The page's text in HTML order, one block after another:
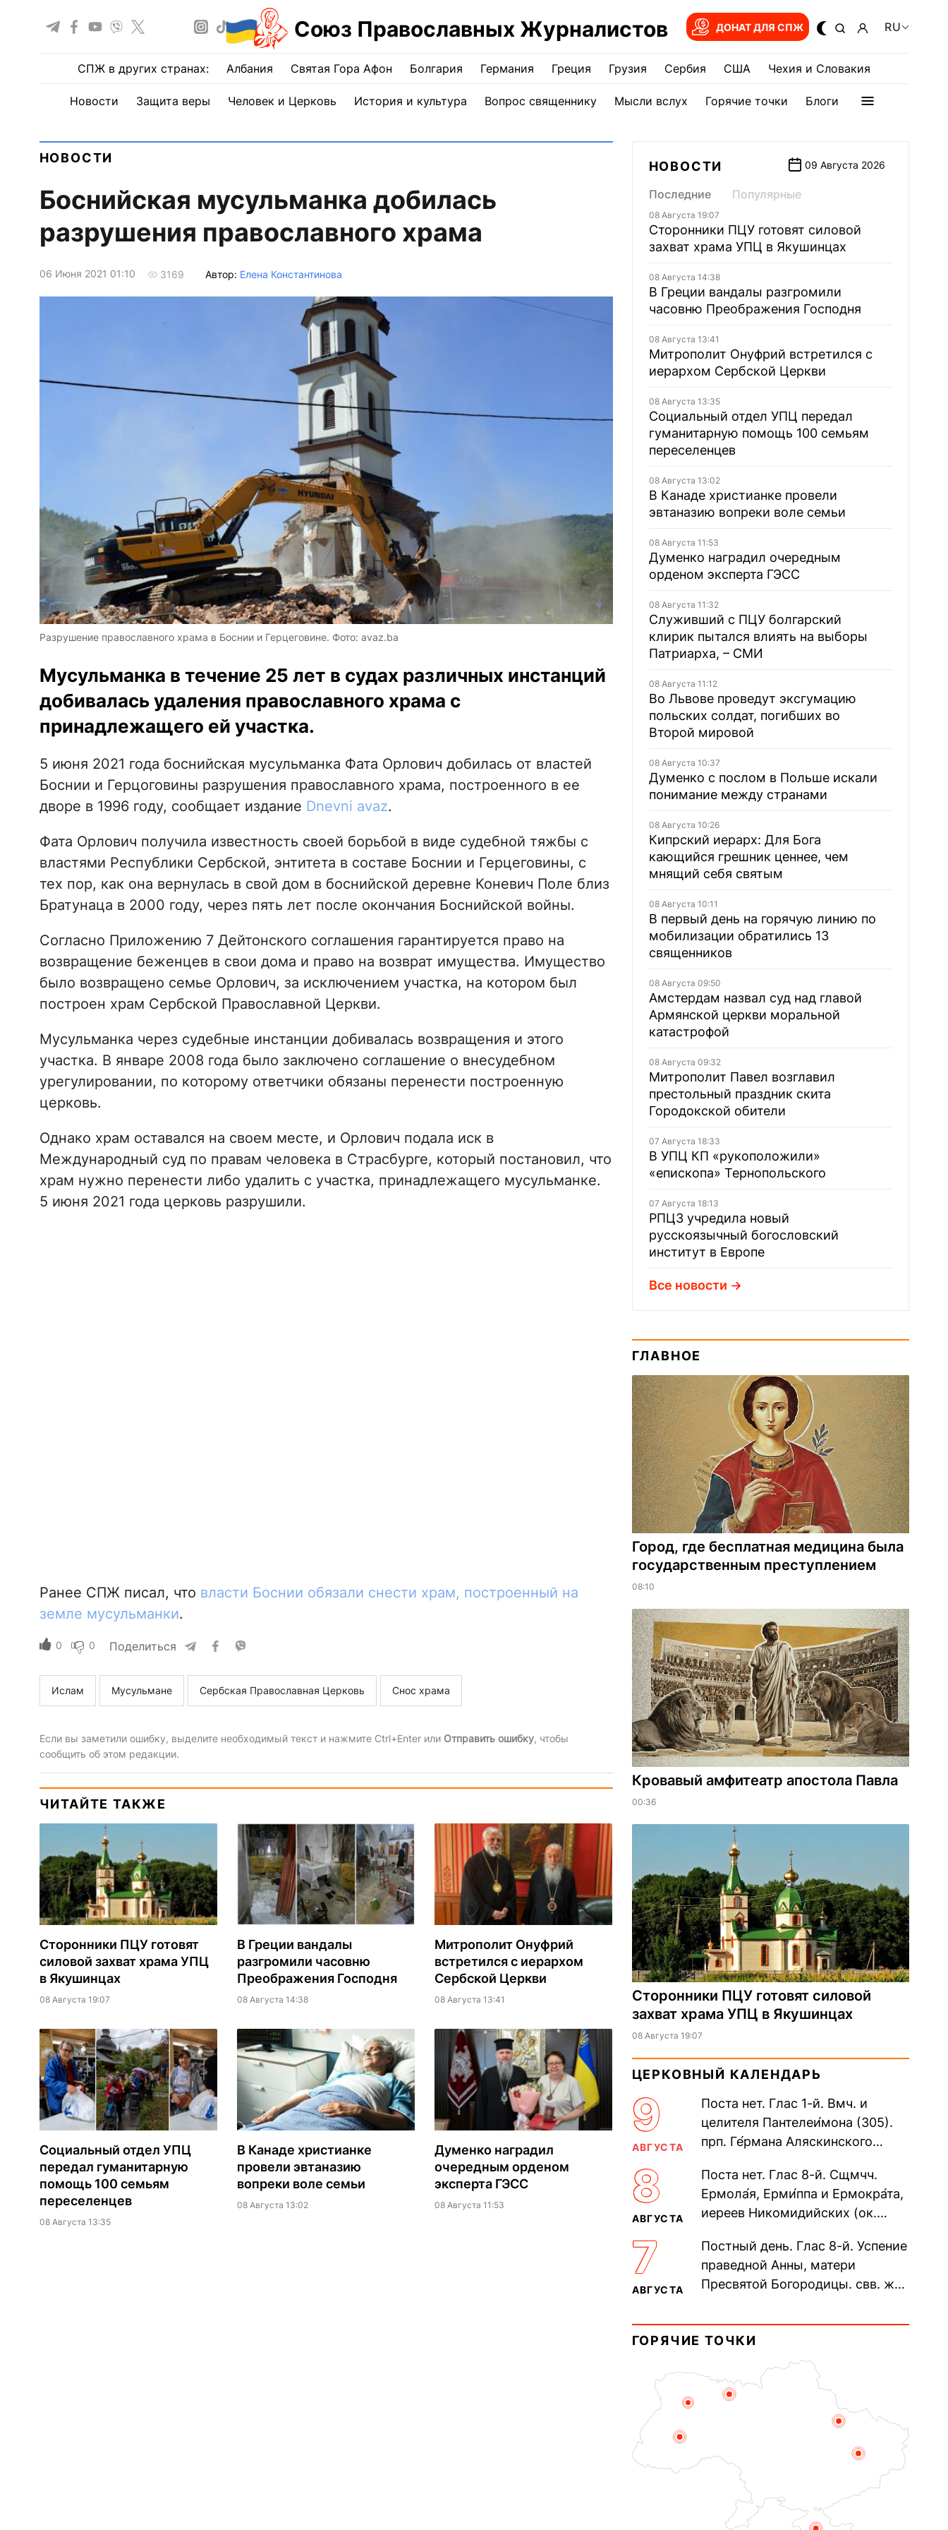
Союз Православных Журналистов ДОНАТ ДЛЯ СПЖ RU
СПЖ в других странах: Албания Святая Гора Афон Болгария Германия Греция Грузия Сербия США Чехия и Словакия
Новости Защита веры Человек и Церковь История и культура Вопрос священнику Мысли вслух Горячие точки Блоги
НОВОСТИ
Боснийская мусульманка добилась
разрушения православного храма
06 Июня 2021 01:10 3169 Автор: Елена Константинова
Разрушение православного храма в Боснии и Герцеговине. Фото: avaz.ba
Мусульманка в течение 25 лет в судах различных инстанций
добивалась удаления православного храма с
принадлежащего ей участка.
5 июня 2021 года боснийская мусульманка Фата Орлович добилась от властей
Боснии и Герцоговины разрушения православного храма, построенного в ее
дворе в 1996 году, сообщает издание Dnevni avaz.
Фата Орлович получила известность своей борьбой в виде судебной тяжбы с
властями Республики Сербской, энтитета в составе Боснии и Герцеговины, с
тех пор, как она вернулась в свой дом в боснийской деревне Коневич Поле близ
Братунаца в 2000 году, через пять лет после окончания Боснийской войны.
Согласно Приложению 7 Дейтонского соглашения гарантируется право на
возвращение беженцев в свои дома и право на возврат имущества. Имущество
было возвращено семье Орлович, за исключением участка, на котором был
построен храм Сербской Православной Церкви.
Мусульманка через судебные инстанции добивалась возвращения и этого
участка. В январе 2008 года было заключено соглашение о внесудебном
урегулировании, по которому ответчики обязаны перенести построенную
церковь.
Однако храм оставался на своем месте, и Орлович подала иск в
Международный суд по правам человека в Страсбурге, который постановил, что
храм нужно перенести либо удалить с участка, принадлежащего мусульманке.
5 июня 2021 года церковь разрушили.
Ранее СПЖ писал, что власти Боснии обязали снести храм, построенный на
земле мусульманки.
0 0 Поделиться
Ислам Мусульмане Сербская Православная Церковь Снос храма
Если вы заметили ошибку, выделите необходимый текст и нажмите Ctrl+Enter или Отправить ошибку, чтобы
сообщить об этом редакции.
ЧИТАЙТЕ ТАКЖЕ
Сторонники ПЦУ готовят
силовой захват храма УПЦ
в Якушинцах
08 Августа 19:07
В Греции вандалы
разгромили часовню
Преображения Господня
08 Августа 14:38
Митрополит Онуфрий
встретился с иерархом
Сербской Церкви
08 Августа 13:41
Социальный отдел УПЦ
передал гуманитарную
помощь 100 семьям
переселенцев
08 Августа 13:35
В Канаде христианке
провели эвтаназию
вопреки воле семьи
08 Августа 13:02
Думенко наградил
очередным орденом
эксперта ГЭСС
08 Августа 11:53
НОВОСТИ 09 Августа 2026
Последние Популярные
08 Августа 19:07
Сторонники ПЦУ готовят силовой
захват храма УПЦ в Якушинцах
08 Августа 14:38
В Греции вандалы разгромили
часовню Преображения Господня
08 Августа 13:41
Митрополит Онуфрий встретился с
иерархом Сербской Церкви
08 Августа 13:35
Социальный отдел УПЦ передал
гуманитарную помощь 100 семьям
переселенцев
08 Августа 13:02
В Канаде христианке провели
эвтаназию вопреки воле семьи
08 Августа 11:53
Думенко наградил очередным
орденом эксперта ГЭСС
08 Августа 11:32
Служивший с ПЦУ болгарский
клирик пытался влиять на выборы
Патриарха, – СМИ
08 Августа 11:12
Во Львове проведут эксгумацию
польских солдат, погибших во
Второй мировой
08 Августа 10:37
Думенко с послом в Польше искали
понимание между странами
08 Августа 10:26
Кипрский иерарх: Для Бога
кающийся грешник ценнее, чем
мнящий себя святым
08 Августа 10:11
В первый день на горячую линию по
мобилизации обратились 13
священников
08 Августа 09:50
Амстердам назвал суд над главой
Армянской церкви моральной
катастрофой
08 Августа 09:32
Митрополит Павел возглавил
престольный праздник скита
Городокской обители
07 Августа 18:33
В УПЦ КП «рукоположили»
«епископа» Тернопольского
07 Августа 18:13
РПЦЗ учредила новый
русскоязычный богословский
институт в Европе
Все новости
ГЛАВНОЕ
Город, где бесплатная медицина была
государственным преступлением
08:10
​Кровавый амфитеатр апостола Павла
00:36
Сторонники ПЦУ готовят силовой
захват храма УПЦ в Якушинцах
08 Августа 19:07
ЦЕРКОВНЫЙ КАЛЕНДАРЬ
9
АВГУСТА
Поста нет. Глас 1-й. Вмч. и
целителя Пантелеи́мона (305).
прп. Ге́рмана Аляскинского
Николая Кочанова, Христа
ради...
8
АВГУСТА
Поста нет. Глас 8-й. Сщмчч.
Ермола́я, Ерми́ппа и Ермокра́та,
иереев Никомидийских (ок.
Печерского, в Ближних
пещерах...
7
АВГУСТА
Постный день. Глас 8-й. Успение
праведной Анны, матери
Пресвятой Богородицы. свв. жен
прп. Евпракси́и девы,...
ГОРЯЧИЕ ТОЧКИ